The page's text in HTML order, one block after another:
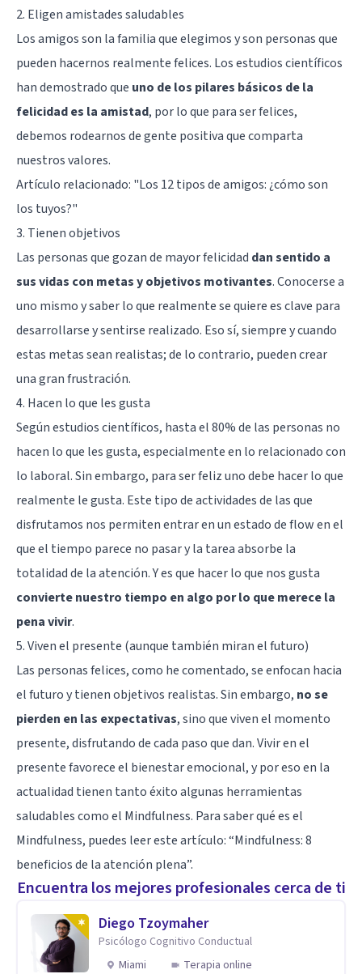
2. Eligen amistades saludables
Los amigos son la familia que elegimos y son personas que
pueden hacernos realmente felices. Los estudios científicos
han demostrado que uno de los pilares básicos de la
felicidad es la amistad, por lo que para ser felices,
debemos rodearnos de gente positiva que comparta
nuestros valores.
Artículo relacionado: "Los 12 tipos de amigos: ¿cómo son
los tuyos?"
3. Tienen objetivos
Las personas que gozan de mayor felicidad dan sentido a
sus vidas con metas y objetivos motivantes. Conocerse a
uno mismo y saber lo que realmente se quiere es clave para
desarrollarse y sentirse realizado. Eso sí, siempre y cuando
estas metas sean realistas; de lo contrario, pueden crear
una gran frustración.
4. Hacen lo que les gusta
Según estudios científicos, hasta el 80% de las personas no
hacen lo que les gusta, especialmente en lo relacionado con
lo laboral. Sin embargo, para ser feliz uno debe hacer lo que
realmente le gusta. Este tipo de actividades de las que
disfrutamos nos permiten entrar en unestado de flowen el
que el tiempo parece no pasar y la tarea absorbe la
totalidad de la atención. Y es que hacer lo que nos gusta
convierte nuestro tiempo en algo por lo que merece la
pena vivir.
5. Viven el presente (aunque también miran el futuro)
Las personas felices, como he comentado, se enfocan hacia
el futuro y tienen objetivos realistas. Sin embargo, no se
pierden en las expectativas, sino que viven el momento
presente, disfrutando de cada paso que dan. Vivir en el
presente favorece el bienestar emocional, y por eso en la
actualidad tienen tanto éxito algunas herramientas
saludables como el Mindfulness. Para saber qué es el
Mindfulness, puedes leer este artículo: “Mindfulness: 8
beneficios de la atención plena”.
Encuentra los mejores profesionales cerca de ti
Diego Tzoymaher
Psicólogo Cognitivo Conductual
Miami
Terapia online